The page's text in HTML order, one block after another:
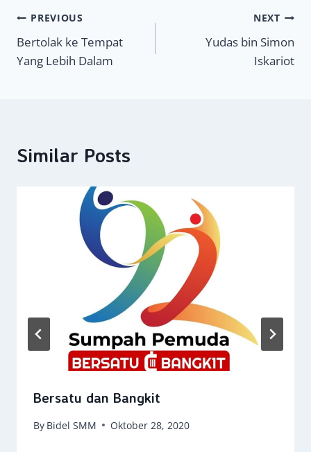
Navigasi
pos
PREVIOUS
Bertolak ke Tempat
Yang Lebih Dalam
NEXT
Yudas bin Simon
Iskariot
Similar Posts
Bersatu dan Bangkit
By Bidel SMM Oktober 28, 2020